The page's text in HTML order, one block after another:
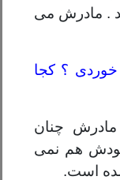
. مادرش می
خوردی ؟ کجا
چنان
هم نمی
است.